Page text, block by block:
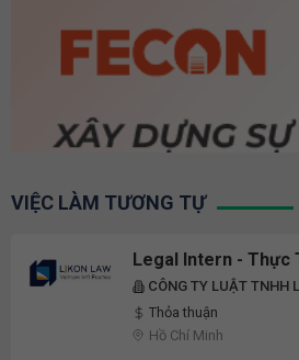
VIỆC LÀM TƯƠNG TỰ
Legal Intern - Thực
CÔNG TY LUẬT TNHH
Thỏa thuận
Hồ Chí Minh